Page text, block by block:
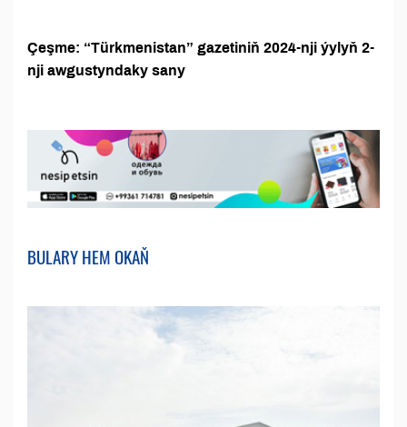
Çeşme: “Türkmenistan” gazetiniň 2024-nji ýylyň 2-
nji awgustyndaky sany
BULARY HEM OKAŇ